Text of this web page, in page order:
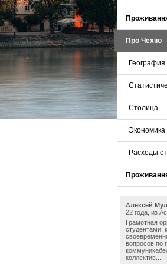
Про Чехію
География
Столица
Экономика
Расходы
Алексей
22 года, из
Грамотная
студентами,
вопросов по
коллектив...